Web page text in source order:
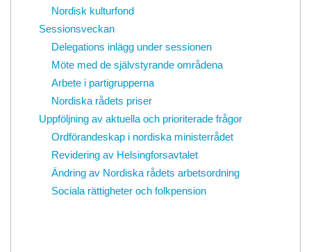
Nordisk kulturfond
Sessionsveckan
Delegations inlägg under sessionen
Möte med de självstyrande områdena
Arbete i partigrupperna
Nordiska rådets priser
Uppföljning av aktuella och prioriterade frågor
Ordförandeskap i nordiska ministerrådet
Revidering av Helsingforsavtalet
Ändring av Nordiska rådets arbetsordning
Sociala rättigheter och folkpension